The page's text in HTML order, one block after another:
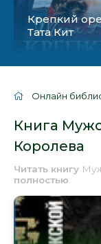
Крепкий
Тата Кит
Онлайн
Книга
Королева
Читать книгу
полностью